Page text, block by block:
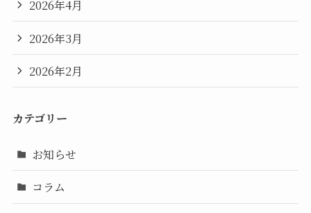
2026年4月
2026年3月
2026年2月
カテゴリー
お知らせ
コラム